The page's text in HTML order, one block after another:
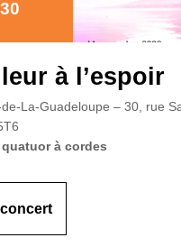
à l’espoir
La-Guadeloupe – 30, rue
à cordes